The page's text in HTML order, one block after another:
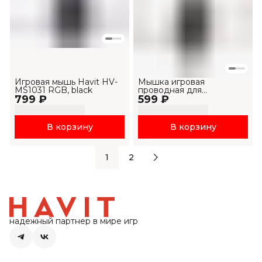
799 ₽
Игровая мышь Havit HV-
MS1031 RGB, black
В корзину
599 ₽
Мышка игровая
проводная для
компьютера MS1027
В корзину
1 2
надежный партнер в мире игр